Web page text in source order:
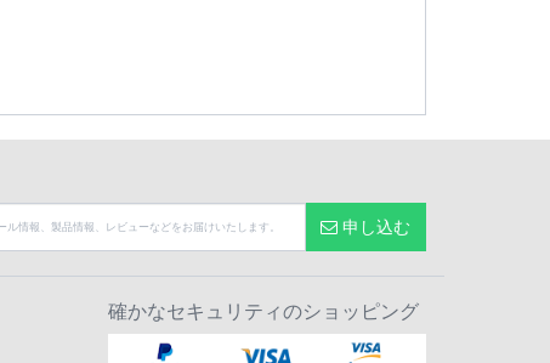
申し込む
確かなセキュリティのショッピング